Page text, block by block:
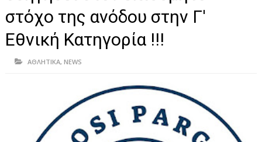
ΗΠΕΙΡΟΣ
ΠΡΕΒΕΖΑ
ΙΟΝΙΑ ΝΗΣΙΑ
στόχο της ανόδου στην Γ'
Εθνική Κατηγορία !!!
ΑΘΛΗΤΙΚΑ, NEWS